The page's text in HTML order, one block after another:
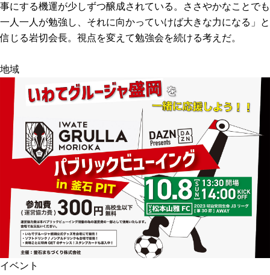
事にする機運が少しずつ醸成されている。ささやかなことでも
一人一人が勉強し、それに向かっていけば大きな力になる」と
信じる岩切会長。視点を変えて勉強会を続ける考えだ。
地域
イベント